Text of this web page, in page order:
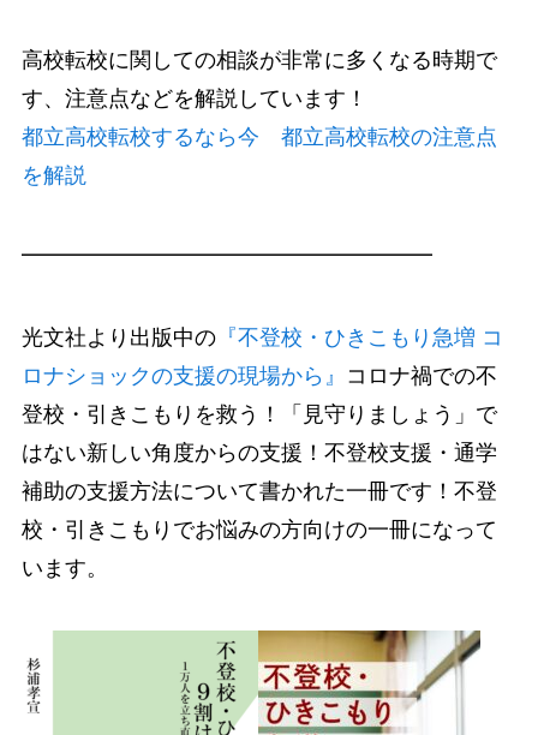
高校転校に関しての相談が非常に多くなる時期で
す、注意点などを解説しています！
都立高校転校するなら今 都立高校転校の注意点
を解説
━━━━━━━━━━━━━━━━━━━
光文社より出版中の『不登校・ひきこもり急増 コ
ロナショックの支援の現場から』
コロナ禍での不
登校・引きこもりを救う！「見守りましょう」で
はない新しい角度からの支援！不登校支援・通学
補助の支援方法について書かれた一冊です！不登
校・引きこもりでお悩みの方向けの一冊になって
います。